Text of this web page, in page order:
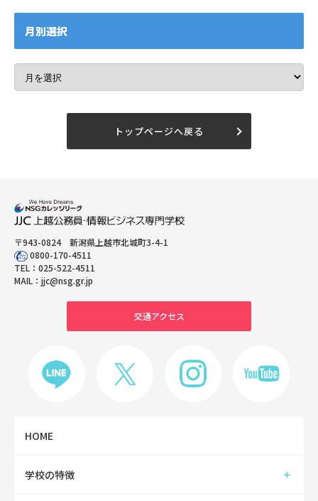
月別選択
トップページへ戻る
〒943-0824 新潟県上越市北城町3-4-1
0800-170-4511
TEL： 025-522-4511
MAIL： jjc@nsg.gr.jp
交通アクセス
HOME
学校の特徴